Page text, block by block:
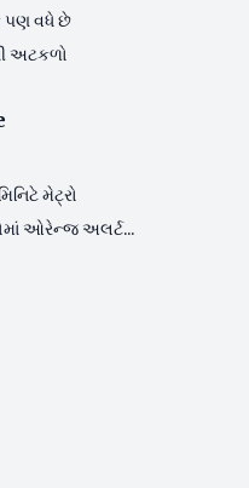
પણ વધે છે
અટકળો
મેટ્રો
ઓરેન્જ અલર્ટ...